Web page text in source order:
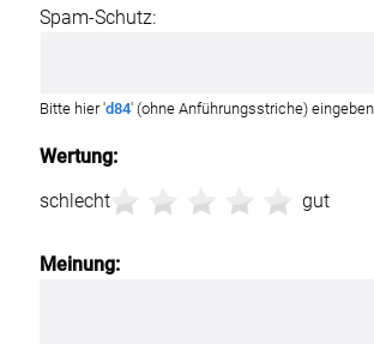
Wertung:
schlecht
gut
Meinung:
Spam-Schutz:
Bitte hier 'd84' (ohne Anführungsstriche)